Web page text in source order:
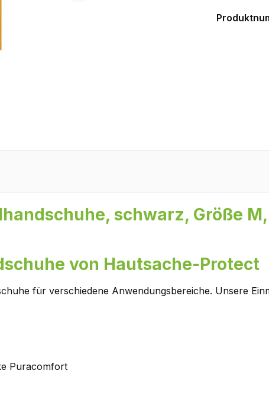
schwarz, Größe
von Hautsache-Protect
für verschiedene Anwendungsbereiche. Unsere
Puracomfort